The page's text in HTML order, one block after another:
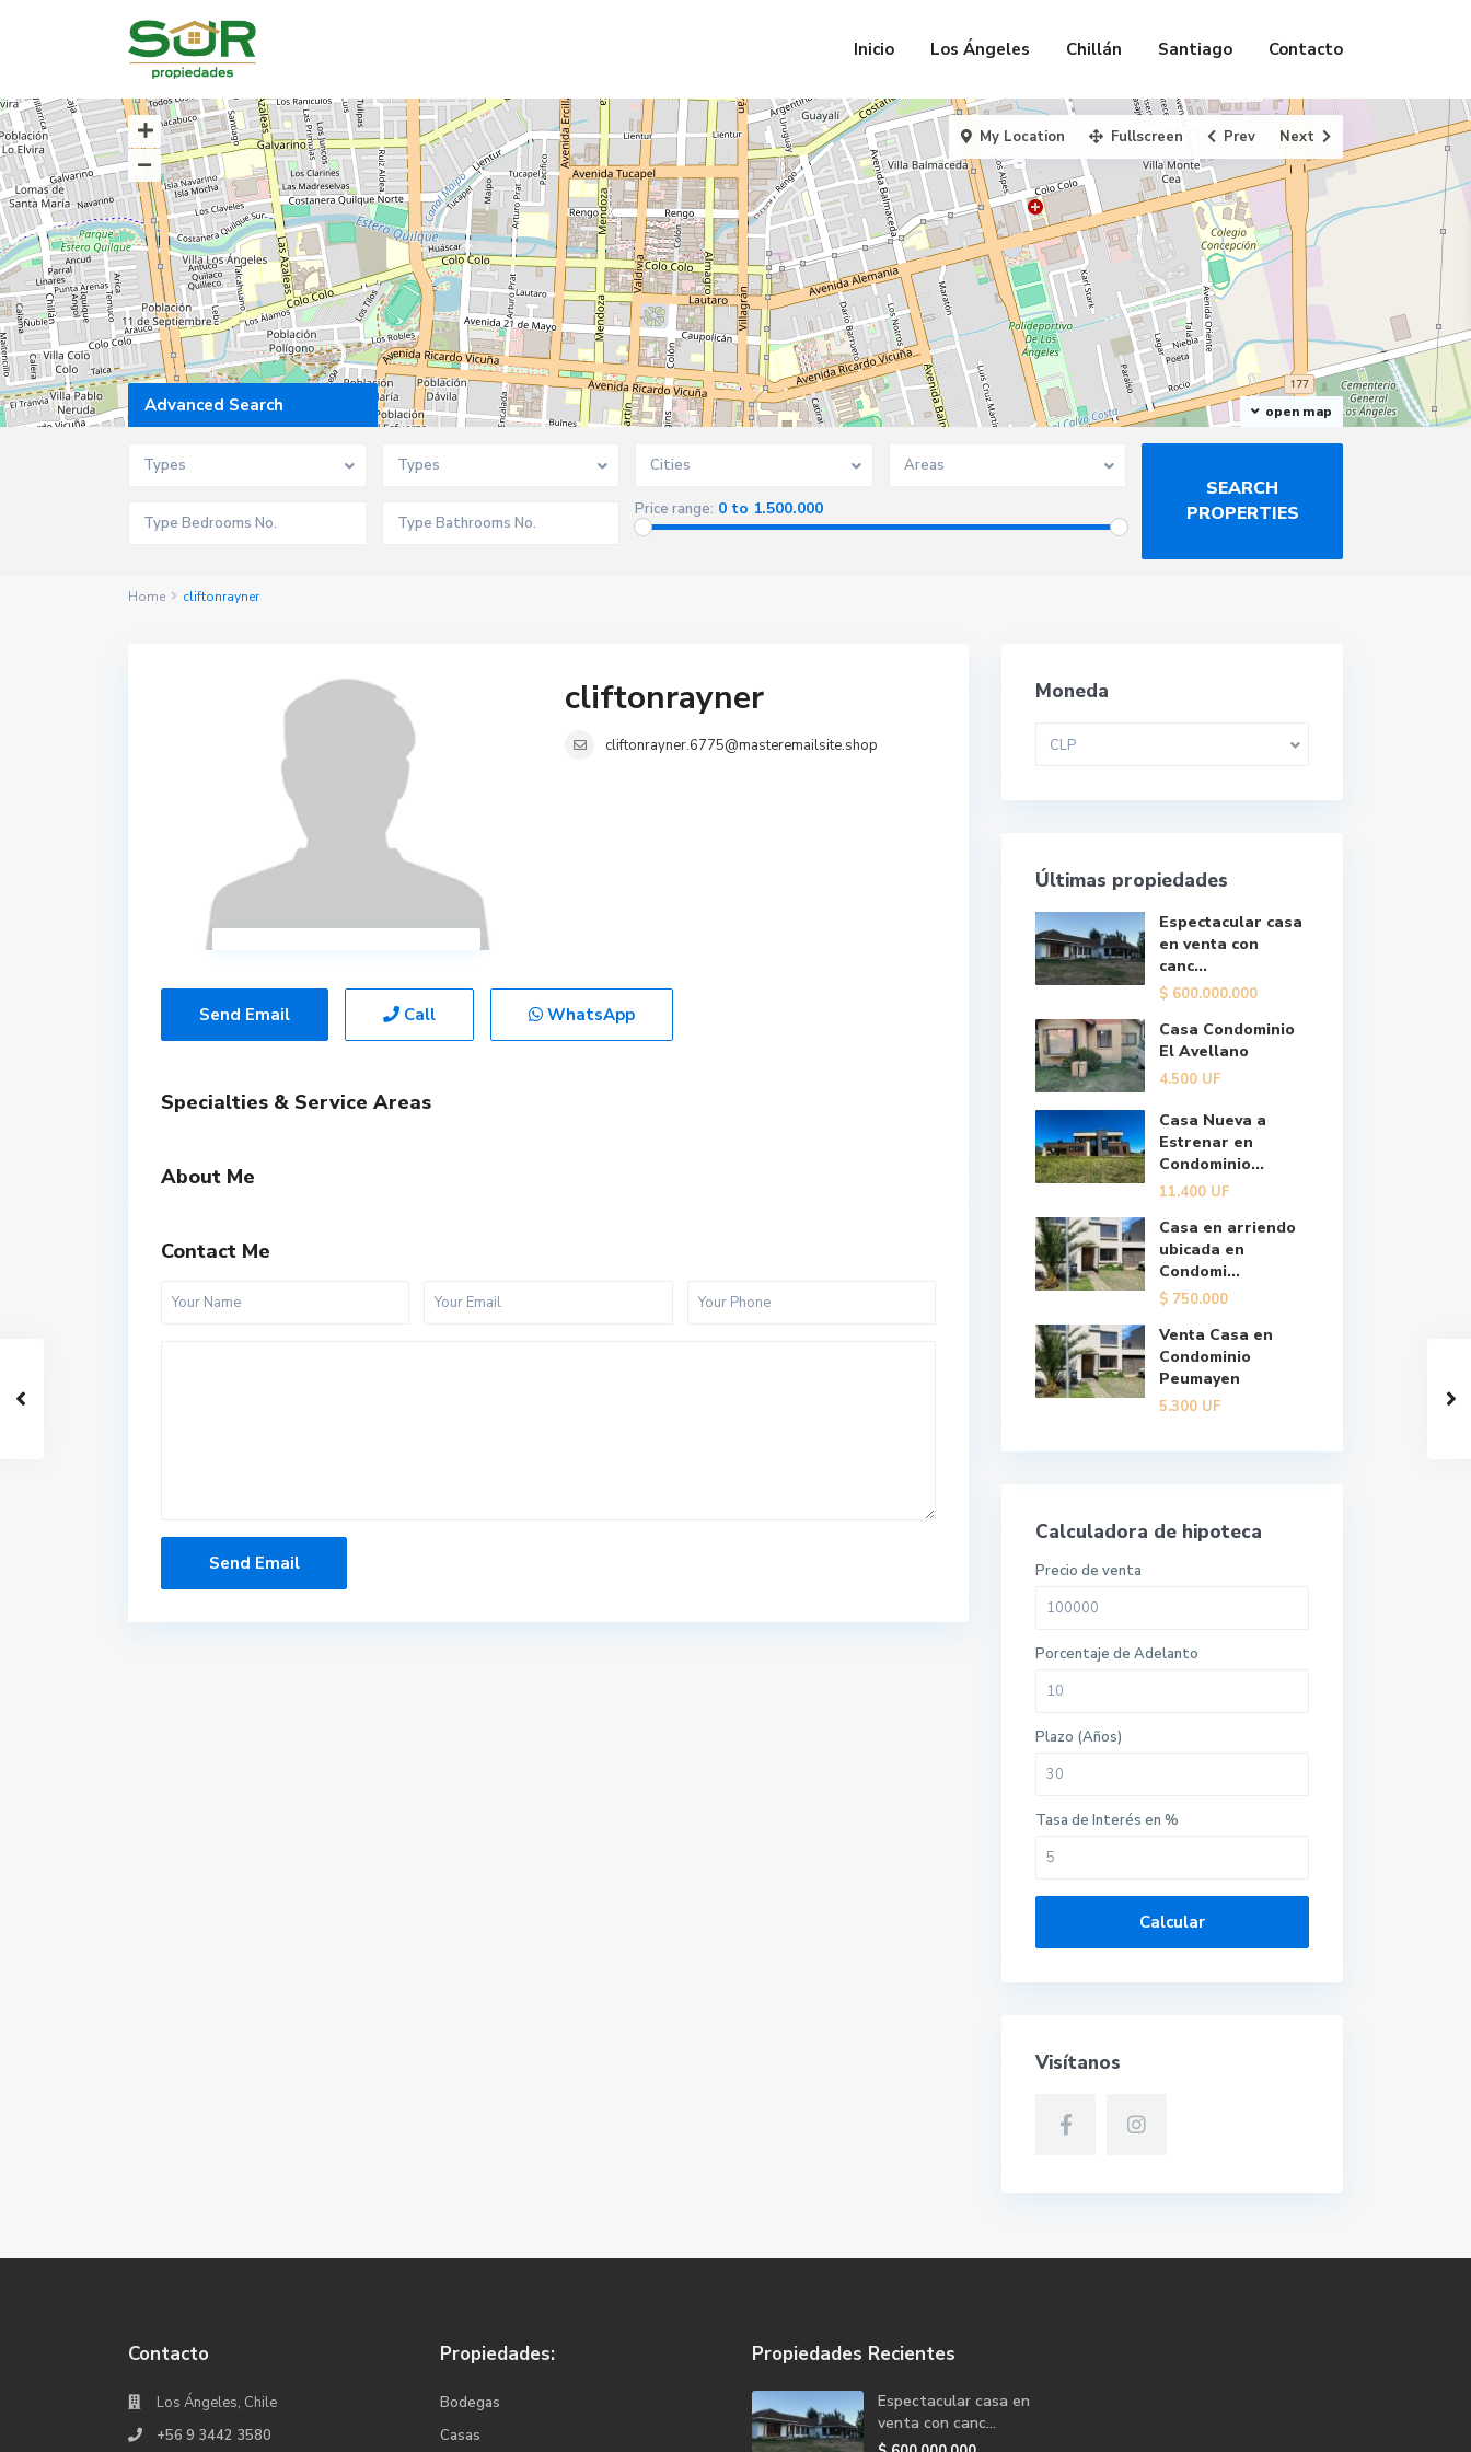
Inicio Los Ángeles Chillán Santiago Contacto
open map
My Location Fullscreen Prev Next
Advanced Search
Types Types Cities Areas
Price range: 0 to 1.500.000
Home cliftonrayner
cliftonrayner
cliftonrayner.6775@masteremailsite.shop
Send Email Call WhatsApp
Specialties & Service Areas
About Me
Contact Me
Moneda
CLP
Últimas propiedades
Espectacular casa
en venta con
canc...
$ 600.000.000
Casa Condominio
El Avellano
4.500 UF
Casa Nueva a
Estrenar en
Condominio...
11.400 UF
Casa en arriendo
ubicada en
Condomi...
$ 750.000
Venta Casa en
Condominio
Peumayen
5.300 UF
Calculadora de hipoteca
Precio de venta
Porcentaje de Adelanto
Plazo (Años)
Tasa de Interés en %
Calcular
Visítanos
Contacto
Los Ángeles, Chile
+56 9 3442 3580
Propiedades:
Bodegas
Casas
Propiedades Recientes
Espectacular casa en
venta con canc...